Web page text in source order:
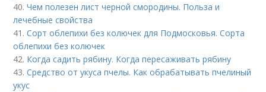
40.Чем полезен лист черной смородины. Польза и
лечебные свойства
41.Сорт облепихи без колючек для Подмосковья. Сорта
облепихи без колючек
42. Когда садить рябину. Когда пересаживать рябину
43.Средство от укуса пчелы. Как обрабатывать пчелиный
укус